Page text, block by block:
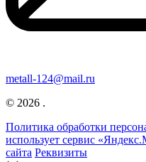
metall-124@mail.ru
© 2026 .
Политика обработки
использует сервис
сайта Реквизиты